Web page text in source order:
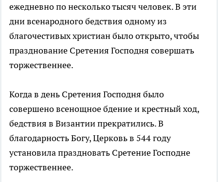
ежедневно по несколько тысяч человек. В эти
дни всенародного бедствия одному из
благочестивых христиан было открыто, чтобы
празднование Сретения Господня совершать
торжественнее.
Когда в день Сретения Господня было
совершено всенощное бдение и крестный ход,
бедствия в Византии прекратились. В
благодарность Богу, Церковь в 544 году
установила праздновать Сретение Господне
торжественнее.